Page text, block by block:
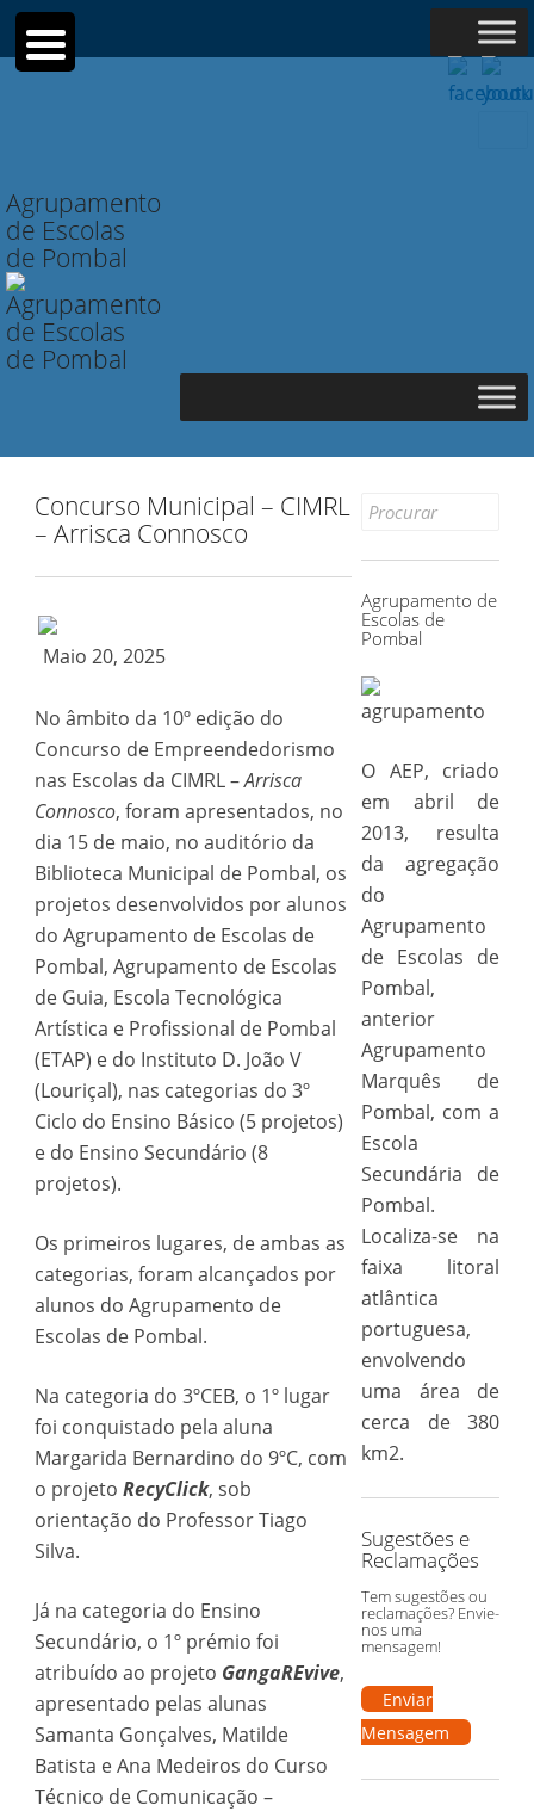
Agrupamento
de Escolas
de Pombal
Concurso Municipal – CIMRL
– Arrisca Connosco
Maio 20, 2025
No âmbito da 10º edição do
Concurso de Empreendedorismo
nas Escolas da CIMRL –Arrisca
Connosco, foram apresentados, no
dia 15 de maio, no auditório da
Biblioteca Municipal de Pombal, os
projetos desenvolvidos por alunos
do Agrupamento de Escolas de
Pombal, Agrupamento de Escolas
de Guia, Escola Tecnológica
Artística e Profissional de Pombal
(ETAP) e do Instituto D. João V
(Louriçal), nas categorias do 3º
Ciclo do Ensino Básico (5 projetos)
e do Ensino Secundário (8
projetos).
Os primeiros lugares, de ambas as
categorias, foram alcançados por
alunos do Agrupamento de
Escolas de Pombal.
Na categoria do 3ºCEB, o 1º lugar
foi conquistado pela aluna
Margarida Bernardino do 9ºC, com
o projeto RecyClick, sob
orientação do Professor Tiago
Silva.
Já na categoria do Ensino
Secundário, o 1º prémio foi
atribuído ao projeto GangaREvive,
apresentado pelas alunas
Samanta Gonçalves, Matilde
Batista e Ana Medeiros do Curso
Técnico de Comunicação –
Search
Agrupamento de
Escolas de
Pombal
O AEP, criado
em abril de
2013, resulta
da agregação
do
Agrupamento
de Escolas de
Pombal,
anterior
Agrupamento
Marquês de
Pombal, com a
Escola
Secundária de
Pombal.
Localiza-se na
faixa litoral
atlântica
portuguesa,
envolvendo
uma área de
cerca de 380
km2.
Sugestões e
Reclamações
Tem sugestões ou
reclamações? Envie-
nos uma
mensagem!
Enviar
Mensagem